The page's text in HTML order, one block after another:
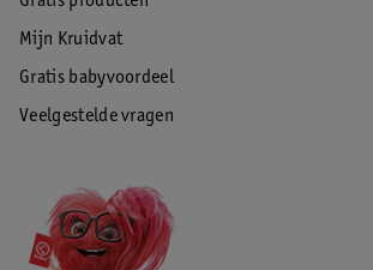
Mijn Kruidvat
Gratis babyvoordeel
Veelgestelde vragen